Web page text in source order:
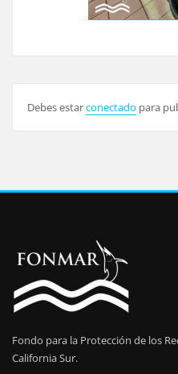
Debes estarconectado para
Fondo para la Protección de los
California Sur.